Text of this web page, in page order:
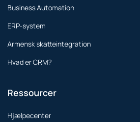
Business Automation
ERP-system
Armensk skatteintegration
Hvad er CRM?
Ressourcer
Hjælpecenter